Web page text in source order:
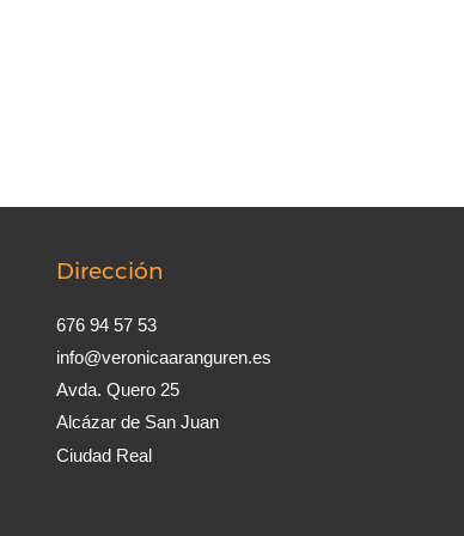
Dirección
676 94 57 53
info@veronicaaranguren.es
Avda. Quero 25
Alcázar de San Juan
Ciudad Real